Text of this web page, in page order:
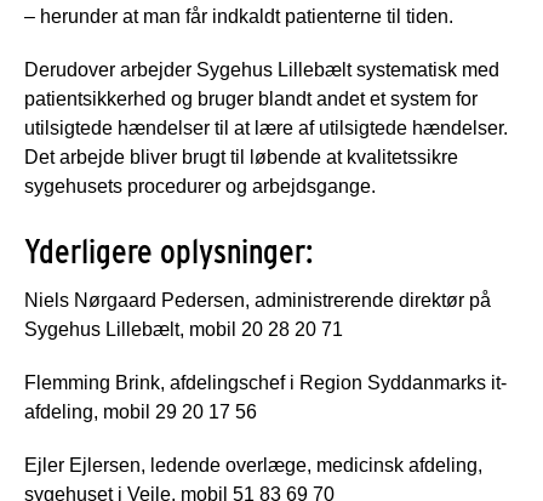
– herunder at man får indkaldt patienterne til tiden.
Derudover arbejder Sygehus Lillebælt systematisk med
patientsikkerhed og bruger blandt andet et system for
utilsigtede hændelser til at lære af utilsigtede hændelser.
Det arbejde bliver brugt til løbende at kvalitetssikre
sygehusets procedurer og arbejdsgange.
Yderligere oplysninger:
Niels Nørgaard Pedersen, administrerende direktør på
Sygehus Lillebælt, mobil 20 28 20 71
Flemming Brink, afdelingschef i Region Syddanmarks it-
afdeling, mobil 29 20 17 56
Ejler Ejlersen, ledende overlæge, medicinsk afdeling,
sygehuset i Vejle, mobil 51 83 69 70